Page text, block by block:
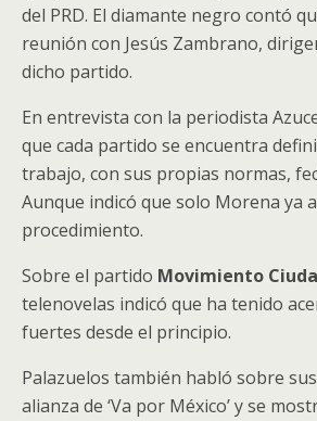
del PRD. El diamante negro contó
reunión con Jesús Zambrano,
dicho partido.
En entrevista con la periodista
que cada partido se encuentra
trabajo, con sus propias normas,
Aunque indicó que solo Morena ya
procedimiento.
Sobre el partido Movimiento
telenovelas indicó que ha tenido
fuertes desde el principio.
Palazuelos también habló sobre
alianza de ‘Va por México’ y se